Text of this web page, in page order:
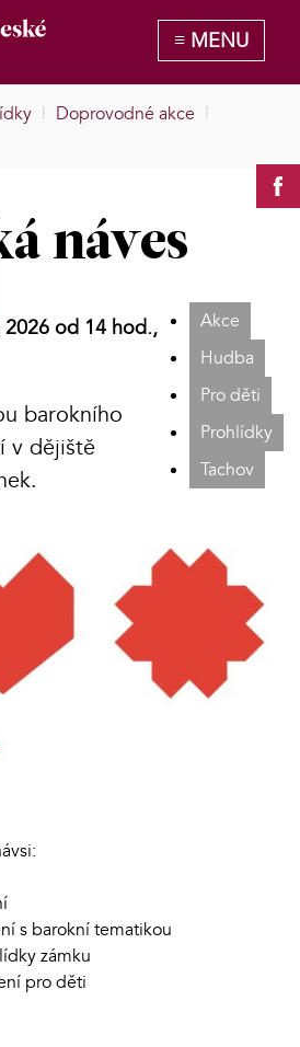
| Doprovodné akce |
náves
Akce
Hudba
Pro děti
Prohlídky
Tachov
od 14 hod.,
barokního
v dějiště
s barokní tematikou
zámku
pro děti